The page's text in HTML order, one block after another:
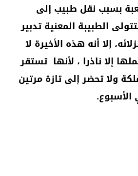
بسبب نقل طبيب إلى
الطبيبة المعنية تدبير
إلا أنه هذه الأخيرة لا
إلا ناذرا ، لأنها تستقر
ولا تحضر إلى تازة مرتين
الأسبوع.